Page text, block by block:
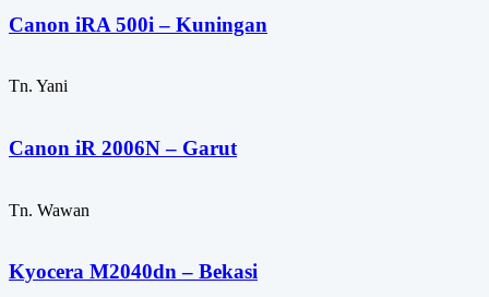
Canon iRA 500i – Kuningan
Tn. Yani
Canon iR 2006N – Garut
Tn. Wawan
Kyocera M2040dn – Bekasi